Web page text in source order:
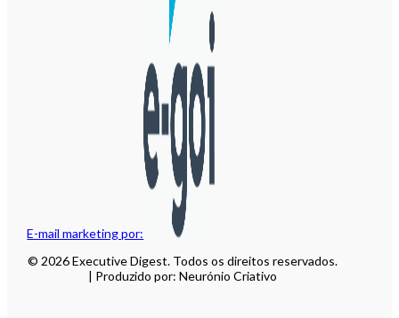
E-mail marketing por:
© 2026 Executive Digest. Todos os direitos reservados.
| Produzido por: Neurónio Criativo